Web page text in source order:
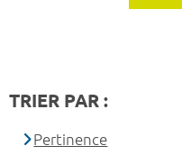
TRIER PAR :
Pertinence